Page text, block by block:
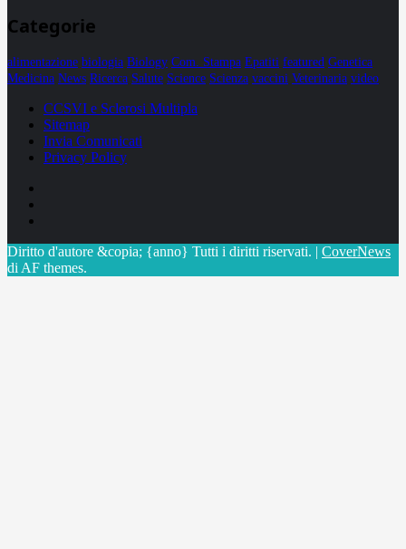
Categorie
alimentazione biologia Biology Com. Stampa Epatiti featured Genetica
Medicina News Ricerca Salute Science Scienza vaccini Veterinaria video
CCSVI e Sclerosi Multipla
Sitemap
Invia Comunicati
Privacy Policy
Diritto d'autore &copia; {anno} Tutti i diritti riservati. | CoverNews
di AF themes.